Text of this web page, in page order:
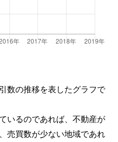
数の推移を表したグラフで
いるのであれば、不動産が
売買数が少ない地域であれ